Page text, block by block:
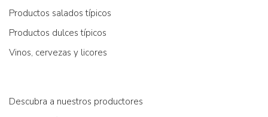
Productos salados típicos
Productos dulces típicos
Vinos, cervezas y licores
Descubra a nuestros productores